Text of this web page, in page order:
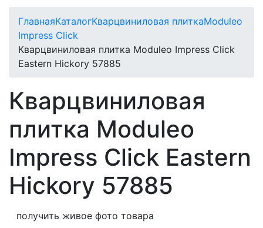
ГлавнаяКаталогКварцвиниловая плиткаModuleo
Impress Click
Кварцвиниловая плитка Moduleo Impress Click
Eastern Hickory 57885
Кварцвиниловая
плитка Moduleo
Impress Click Eastern
Hickory 57885
получить живое фото товара